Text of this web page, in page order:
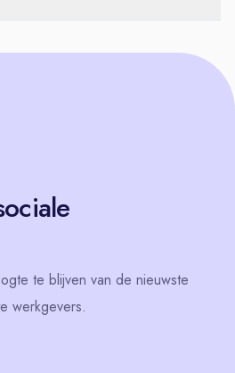
te blijven van de nieuwste
werkgevers.